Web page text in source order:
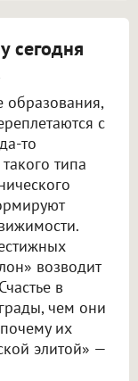
сегодня
с
то
типа
возводит
в
чем они
их
элитой» —